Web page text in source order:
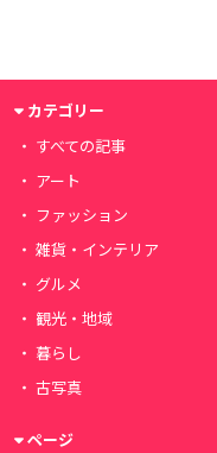
カテゴリー
すべての記事
アート
ファッション
雑貨・インテリア
グルメ
観光・地域
暮らし
古写真
ページ